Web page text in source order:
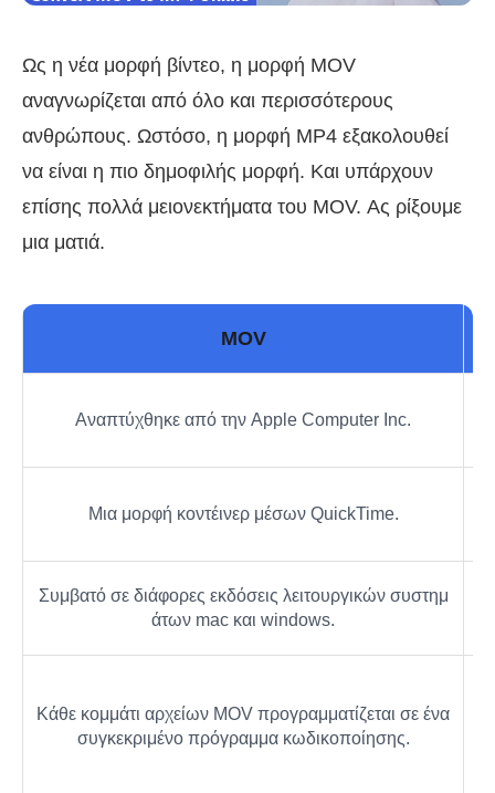
Ως η νέα μορφή βίντεο, η μορφή MOV
αναγνωρίζεται από όλο και περισσότερους
ανθρώπους. Ωστόσο, η μορφή MP4 εξακολουθεί
να είναι η πιο δημοφιλής μορφή. Και υπάρχουν
επίσης πολλά μειονεκτήματα του MOV. Ας ρίξουμε
μια ματιά.
MOV
Αναπτύχθηκε από την Apple Computer Inc.
Μια μορφή κοντέινερ μέσων QuickTime.
Συμβατό σε διάφορες εκδόσεις λειτουργικών συστημ
άτων mac και windows.
Κάθε κομμάτι αρχείων MOV προγραμματίζεται σε ένα
συγκεκριμένο πρόγραμμα κωδικοποίησης.